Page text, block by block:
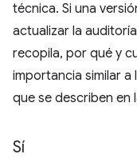
técnica. Si una
actualizar la
recopila, por qué y
importancia similar a
que se describen en
Sí